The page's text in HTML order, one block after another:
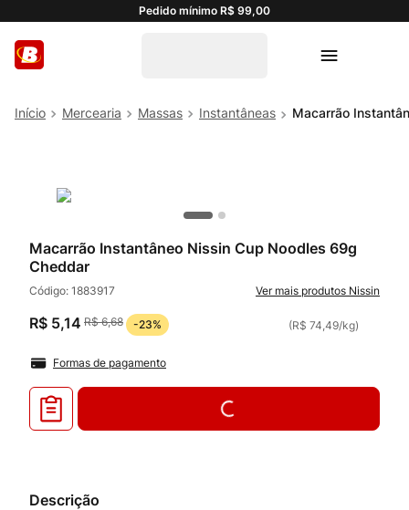
Pedido mínimo R$ 99,00
Mercearia Massas Instantâneas Macarrão
Macarrão Instantâneo Nissin Cup Noodles 69g
Cheddar
Código: 1883917 Nissin
R$ 5,14 R$ 6,68 -23% (R$ 74,49/kg)
Formas de pagamento
Descrição